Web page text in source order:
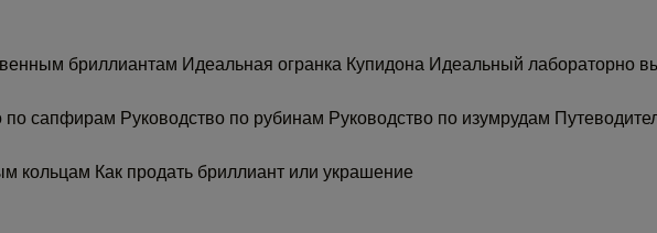
бриллиантам Идеальная огранка Купидона Идеальный лабораторно
по сапфирам Руководство по рубинам Руководство по изумрудам
кольцам Как продать бриллиант или украшение